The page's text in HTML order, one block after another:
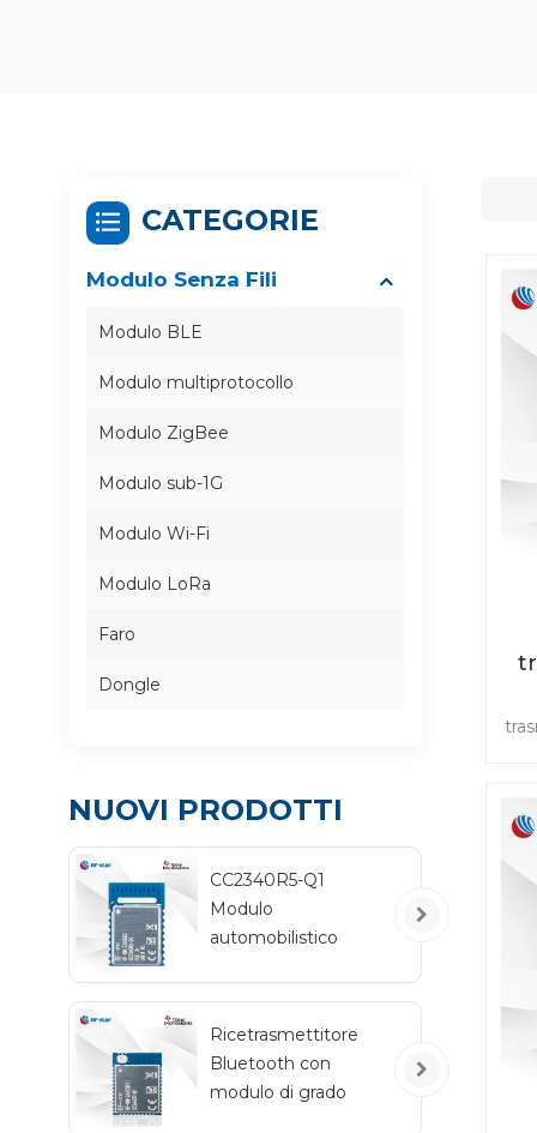
CATEGORIE
Modulo Senza Fili
Modulo BLE
Modulo multiprotocollo
Modulo ZigBee
Modulo sub-1G
Modulo Wi-Fi
Modulo LoRa
Faro
Dongle
NUOVI PRODOTTI
CC2340R5-Q1
Modulo
automobilistico
energetico RF-BM-
2340QB1
Ricetrasmettitore
Bluetooth con
modulo di grado